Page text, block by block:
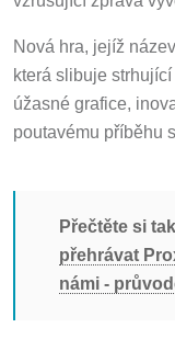
Nová hra, jejíž
která slibuje
úžasné grafice,
poutavému příběhu
Přečtěte si
přehrávat
námi -